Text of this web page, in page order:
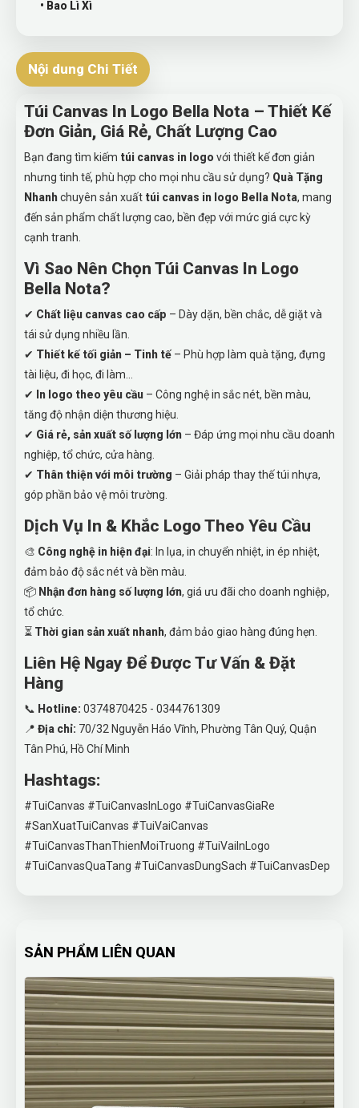
• Bao Lì Xì
Nội dung Chi Tiết
Túi Canvas In Logo Bella Nota – Thiết Kế
Đơn Giản, Giá Rẻ, Chất Lượng Cao
Bạn đang tìm kiếm túi canvas in logo với thiết kế đơn giản
nhưng tinh tế, phù hợp cho mọi nhu cầu sử dụng? Quà Tặng
Nhanhchuyên sản xuất túi canvas in logo Bella Nota, mang
đến sản phẩm chất lượng cao, bền đẹp với mức giá cực kỳ
cạnh tranh.
Vì Sao Nên Chọn Túi Canvas In Logo
Bella Nota?
✔ Chất liệu canvas cao cấp – Dày dặn, bền chắc, dễ giặt và
tái sử dụng nhiều lần.
✔ Thiết kế tối giản – Tinh tế – Phù hợp làm quà tặng, đựng
tài liệu, đi học, đi làm…
✔
In logo theo yêu cầu – Công nghệ in sắc nét, bền màu,
tăng độ nhận diện thương hiệu.
✔ Giá rẻ, sản xuất số lượng lớn – Đáp ứng mọi nhu cầu doanh
nghiệp, tổ chức, cửa hàng.
✔ Thân thiện với môi trường – Giải pháp thay thế túi nhựa,
góp phần bảo vệ môi trường.
Dịch Vụ In & Khắc Logo Theo Yêu Cầu
🎨 Công nghệ in hiện đại: In lụa, in chuyển nhiệt, in ép nhiệt,
đảm bảo độ sắc nét và bền màu.
📦 Nhận đơn hàng số lượng lớn, giá ưu đãi cho doanh nghiệp,
tổ chức.
⏳ Thời gian sản xuất nhanh, đảm bảo giao hàng đúng hẹn.
Liên Hệ Ngay Để Được Tư Vấn & Đặt
Hàng
📞 Hotline: 0374870425 - 0344761309
📍 Địa chỉ: 70/32 Nguyễn Háo Vĩnh, Phường Tân Quý, Quận
Tân Phú, Hồ Chí Minh
Hashtags:
#TuiCanvas #TuiCanvasInLogo #TuiCanvasGiaRe
#SanXuatTuiCanvas #TuiVaiCanvas
#TuiCanvasThanThienMoiTruong #TuiVaiInLogo
#TuiCanvasQuaTang #TuiCanvasDungSach #TuiCanvasDep
SẢN PHẨM LIÊN QUAN